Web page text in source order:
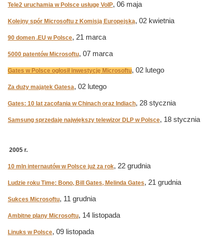
Tele2 uruchamia w Polsce usługę VoIP, 06 maja
Kolejny spór Microsoftu z Komisją Europejską, 02 kwietnia
90 domen .EU w Polsce, 21 marca
5000 patentów Microsoftu, 07 marca
Gates w Polsce ogłosił inwestycję Microsoftu, 02 lutego
Za duży majątek Gatesa, 02 lutego
Gates: 10 lat zacofania w Chinach oraz Indiach, 28 stycznia
Samsung sprzedaje największy telewizor DLP w Polsce, 18 stycznia
2005 r.
10 mln internautów w Polsce już za rok, 22 grudnia
Ludzie roku Time: Bono, Bill Gates, Melinda Gates, 21 grudnia
Sukces Microsoftu, 11 grudnia
Ambitne plany Microsoftu, 14 listopada
Linuks w Polsce, 09 listopada